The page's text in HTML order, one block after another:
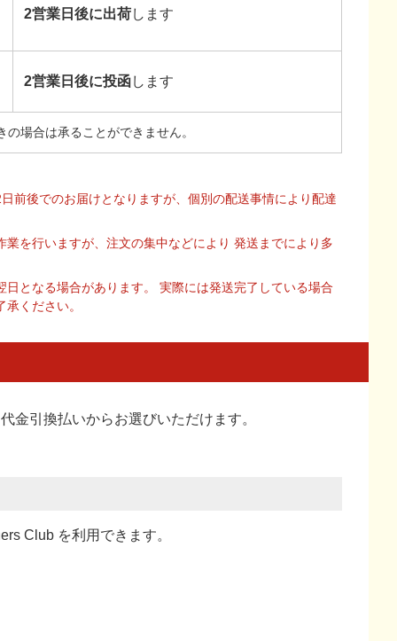
2営業日後に出荷します
2営業日後に投函します
場合は承ることができません。
前後でのお届けとなりますが、個別の配送事情により配達
を行いますが、注文の集中などにより 発送までにより多
となる場合があります。 実際には発送完了している場合
ください。
金引換払いからお選びいただけます。
Club を利用できます。